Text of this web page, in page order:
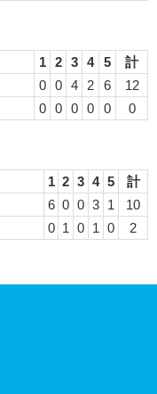
1 2 3 4 5
計
0 0 4 2 6
12
0 0 0 0 0 0
1 2 3 4 5
計
6 0 0 3 1
10
0 1 0 1 0 2